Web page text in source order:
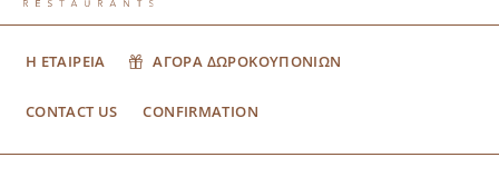
Η ΕΤΑΙΡΕΙΑ ΑΓΟΡΑ ΔΩΡΟΚΟΥΠΟΝΙΩΝ
CONTACT US CONFIRMATION